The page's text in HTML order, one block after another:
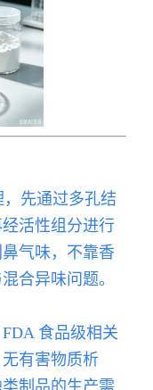
先通过多孔结
活性组分进行
气味，不靠香
合异味问题。
食品级相关
有害物质析
制品的生产需